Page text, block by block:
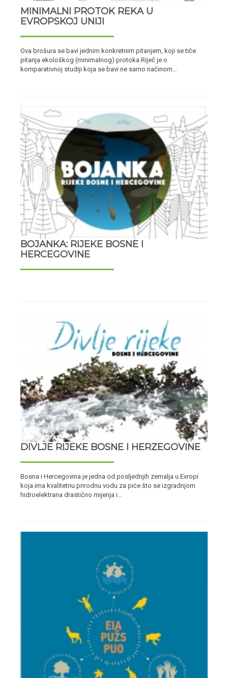
MINIMALNI PROTOK REKA U
EVROPSKOJ UNIJI
Ova brošura se bavi jednim konkretnim pitanjem, koji se tiče
pitanja ekološkog (minimalnog) protoka.Riječ je o
komparativnoj studiji koja se bavi ne samo načinom…
BOJANKA: RIJEKE BOSNE I
HERCEGOVINE
DIVLJE RIJEKE BOSNE I HERZEGOVINE
Bosna i Hercegovina je jedna od posljednjih zemalja u Evropi
koja ima kvalitetnu prirodnu vodu za piće što se izgradnjom
hidroelektrana drastično mijenja i…